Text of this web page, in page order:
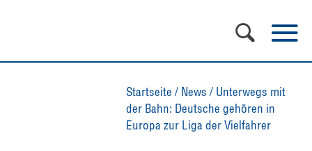
Startseite / News / Unterwegs mit
der Bahn: Deutsche gehören in
Europa zur Liga der Vielfahrer